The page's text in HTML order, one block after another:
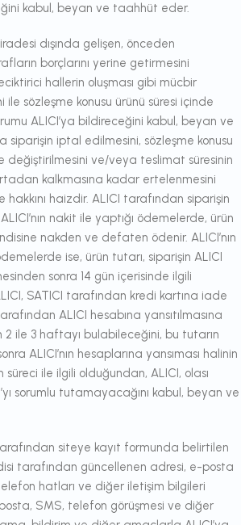
kabul, beyan ve taahhüt eder.
dışında gelişen, önceden
borçlarını yerine getirmesini
hallerin oluşması gibi mücbir
sözleşme konusu ürünü süresi içinde
ALICI’ya bildireceğini kabul, beyan ve
siparişin iptal edilmesini, sözleşme konusu
değiştirilmesini ve/veya teslimat süresinin
kalkmasına kadar ertelenmesini
hakkını haizdir. ALICI tarafından siparişin
nakit ile yaptığı ödemelerde, ürün
nakden ve defaten ödenir. ALICI’nın
ise, ürün tutarı, siparişin ALICI
sonra 14 gün içerisinde ilgili
SATICI tarafından kredi kartına iade
ALICI hesabına yansıtılmasına
2 ile 3 haftayı bulabileceğini, bu tutarın
ALICI’nın hesaplarına yansıması halinin
ile ilgili olduğundan, ALICI, olası
sorumlu tutamayacağını kabul, beyan ve
siteye kayıt formunda belirtilen
tarafından güncellenen adresi, e-posta
hatları ve diğer iletişim bilgileri
SMS, telefon görüşmesi ve diğer